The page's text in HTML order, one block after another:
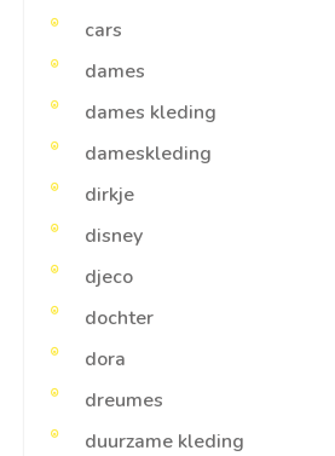
cars
dames
dames kleding
dameskleding
dirkje
disney
djeco
dochter
dora
dreumes
duurzame kleding